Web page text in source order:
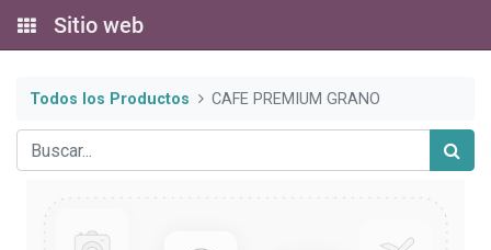
Sitio web
Todos los Productos CAFE PREMIUM GRANO